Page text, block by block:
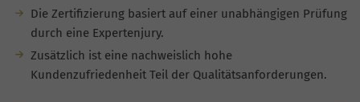
Die Zertifizierung basiert auf einer unabhängigen Prüfung
durch eine Expertenjury.
Zusätzlich ist eine nachweislich hohe
Kundenzufriedenheit Teil der Qualitätsanforderungen.